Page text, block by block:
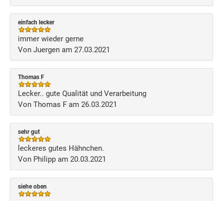
einfach lecker
immer wieder gerne
Von Juergen am 27.03.2021
Thomas F
Lecker.. gute Qualität und Verarbeitung
Von Thomas F am 26.03.2021
sehr gut
leckeres gutes Hähnchen.
Von Philipp am 20.03.2021
siehe oben